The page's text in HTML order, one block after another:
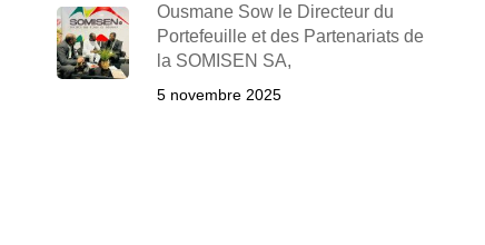
Ousmane Sow le Directeur du
Portefeuille et des Partenariats de
la SOMISEN SA,
5 novembre 2025